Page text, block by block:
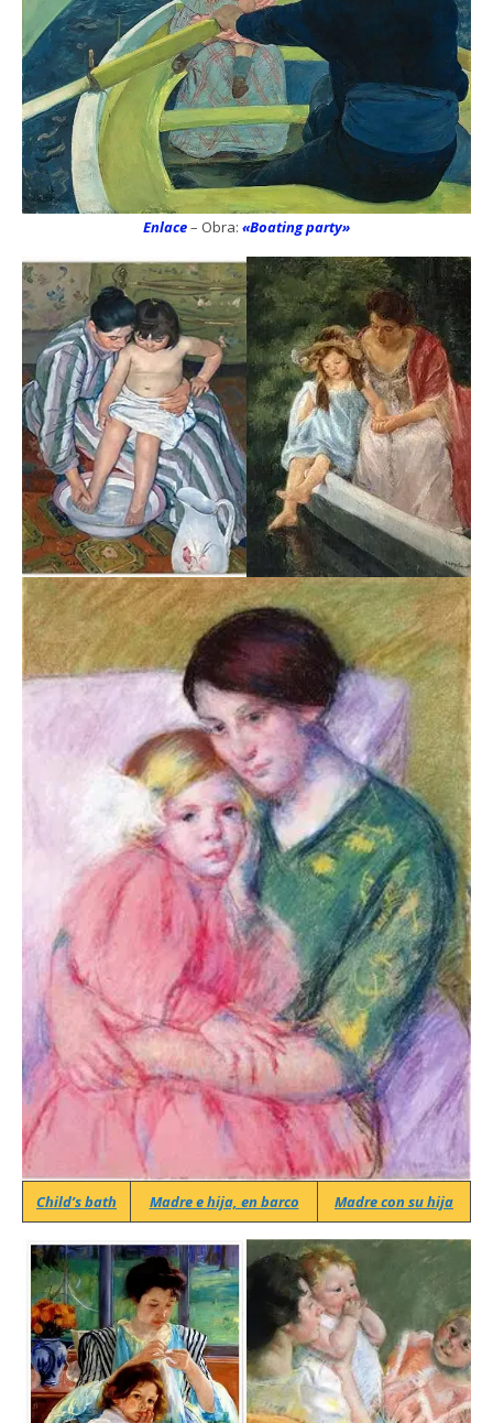
Enlace– Obra: «Boating party»
Child’s bath Madre e hija, en barco Madre con su hija